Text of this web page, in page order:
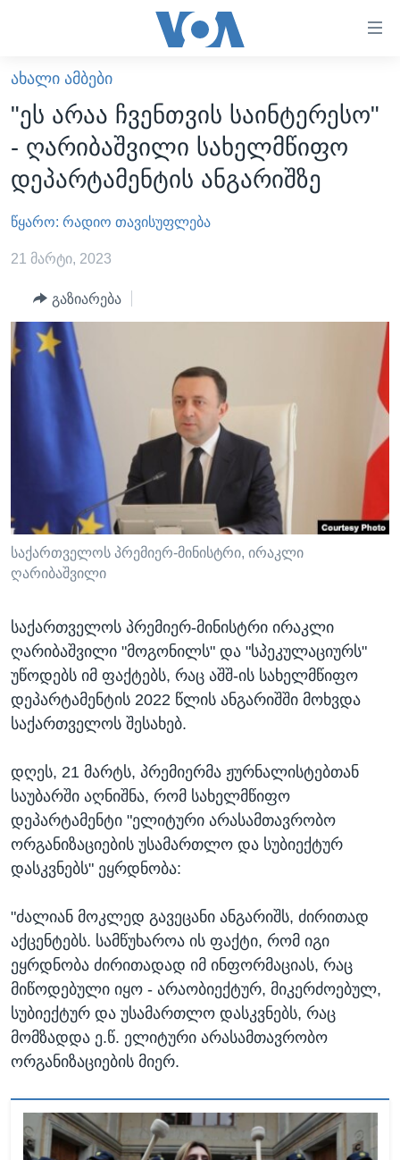
ხელმისაწვდომობისთვის
გადადით
მთავარზე
გადადით
მთავარ
ნავიგაციაზე
გადადით
ძიებაზე
ᲐᲮᲐᲚᲘ ᲐᲛᲑᲔᲑᲘ
ᲡᲐᲥᲐᲠᲗᲕᲔᲚᲝ
ᲐᲨᲨ
ᲐᲨᲨ-ᲘᲡ ᲐᲠᲩᲔᲕᲜᲔᲑᲘ 2024
ᲛᲡᲝᲤᲚᲘᲝ
ᲕᲘᲓᲔᲝᲔᲑᲘ
ᲒᲐᲓᲐᲪᲔᲛᲔᲑᲘ
ᲕᲐᲨᲘᲜᲒᲢᲝᲜᲘ ᲓᲦᲔᲡ
ᲮᲔᲓᲕᲐ ᲕᲐᲨᲘᲜᲒᲢᲝᲜᲘᲓᲐᲜ
ᲡᲢᲣᲓᲘᲐ ᲕᲐᲨᲘᲜᲒᲢᲝᲜᲘ
ᲡᲮᲕᲐ ᲡᲘᲐᲮᲚᲔᲔᲑᲘ
ᲞᲝᲚᲘᲢᲘᲙᲐ
ᲔᲙᲝᲜᲝᲛᲘᲙᲐ
ᲯᲐᲜᲛᲠᲗᲔᲚᲝᲑᲐ
ᲘᲜᲢᲔᲠᲕᲘᲣ
ᲙᲣᲚᲢᲣᲠᲐ
ᲒᲐᲚᲘᲚᲔᲝ
ᲠᲣᲡᲔᲗᲘᲡ ᲨᲔᲭᲠᲐ ᲣᲙᲠᲐᲘᲜᲐᲨᲘ
Learning English
ᲗᲕᲐᲚᲘ ᲒᲕᲐᲓᲔᲕᲜᲔᲗ
ენები
ᲐᲮᲐᲚᲘ ᲐᲛᲑᲔᲑᲘ
"ეს არაა ჩვენთვის საინტერესო"
- ღარიბაშვილი სახელმწიფო
დეპარტამენტის ანგარიშზე
წყარო: რადიო თავისუფლება
21 მარტი, 2023
გაზიარება
საქართველოს პრემიერ-მინისტრი, ირაკლი
ღარიბაშვილი
საქართველოს პრემიერ-მინისტრი ირაკლი
ღარიბაშვილი "მოგონილს" და "სპეკულაციურს"
უწოდებს იმ ფაქტებს, რაც აშშ-ის სახელმწიფო
დეპარტამენტის 2022 წლის ანგარიშში მოხვდა
საქართველოს შესახებ.
დღეს, 21 მარტს, პრემიერმა ჟურნალისტებთან
საუბარში აღნიშნა, რომ სახელმწიფო
დეპარტამენტი "ელიტური არასამთავრობო
ორგანიზაციების უსამართლო და სუბიექტურ
დასკვნებს" ეყრდნობა:
"ძალიან მოკლედ გავეცანი ანგარიშს, ძირითად
აქცენტებს. სამწუხაროა ის ფაქტი, რომ იგი
ეყრდნობა ძირითადად იმ ინფორმაციას, რაც
მიწოდებული იყო - არაობიექტურ, მიკერძოებულ,
სუბიექტურ და უსამართლო დასკვნებს, რაც
მომზადდა ე.წ. ელიტური არასამთავრობო
ორგანიზაციების მიერ.